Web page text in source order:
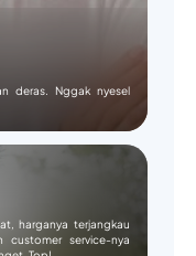
deras. Nggak nyesel
harganya terjangkau
customer service-nya